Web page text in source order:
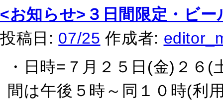
<お知らせ>３日間限定・ビ
投稿日: 07/25 作成者:
・日時=７月２５日(金)２６
間は午後５時～同１０時(利